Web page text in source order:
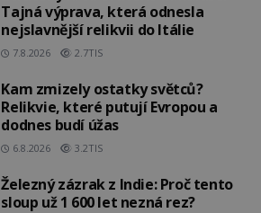
Tajná výprava, která odnesla
nejslavnější relikvii do Itálie
7.8.2026 2.7TIS
Kam zmizely ostatky světců?
Relikvie, které putují Evropou a
dodnes budí úžas
6.8.2026 3.2TIS
Železný zázrak z Indie: Proč tento
sloup už 1 600 let nezná rez?